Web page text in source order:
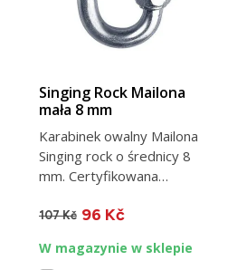
Singing Rock Mailona
mała 8 mm
Karabinek owalny Mailona
Singing rock o średnicy 8
mm. Certyfikowana
osób.
107 Kč 96 Kč
W magazynie w sklepie